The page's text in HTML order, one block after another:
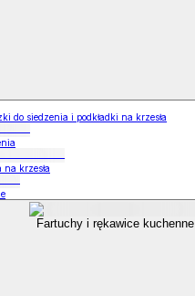
do siedzenia i podkładki na krzesła
krzesła
Fartuchy i rękawice kuchenne